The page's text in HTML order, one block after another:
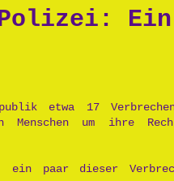
Shop
Polizei: Ein
etwa 17
um ihre
paar dieser